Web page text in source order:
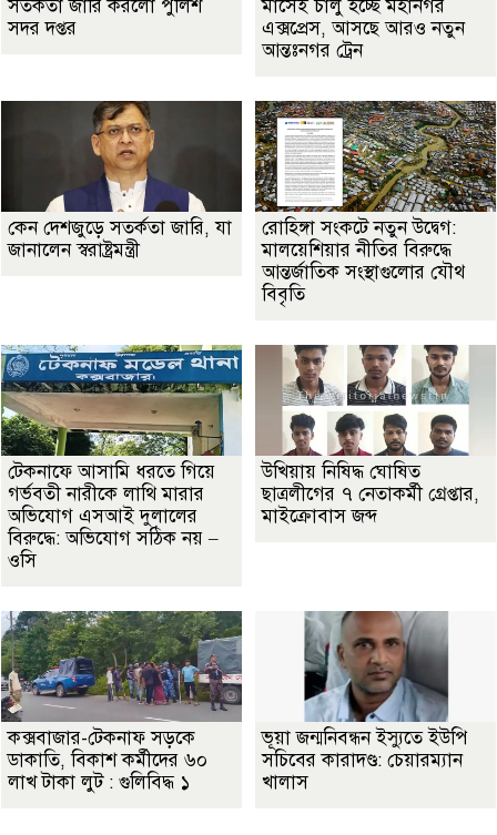
সতর্কতা জা‌রি করলো পুলিশ
সদর দপ্তর
মাসেই চালু হচ্ছে মহানগর
এক্সপ্রেস, আসছে আরও নতুন
আন্তঃনগর ট্রেন
কেন দেশজুড়ে সতর্কতা জারি, যা
জানালেন স্বরাষ্ট্রমন্ত্রী
রোহিঙ্গা সংকটে নতুন উদ্বেগ:
মালয়েশিয়ার নীতির বিরুদ্ধে
আন্তর্জাতিক সংস্থাগুলোর যৌথ
বিবৃতি
টেকনাফে আসামি ধরতে গিয়ে
গর্ভবতী নারীকে লাথি মারার
অভিযোগ এসআই দুলালের
বিরুদ্ধে: অভিযোগ সঠিক নয় –
ওসি
উখিয়ায় নিষিদ্ধ ঘোষিত
ছাত্রলীগের ৭ নেতাকর্মী গ্রেপ্তার,
মাইক্রোবাস জব্দ
কক্সবাজার-টেকনাফ সড়কে
ডাকাতি, বিকাশ কর্মীদের ৬০
লাখ টাকা লুট : গুলিবিদ্ধ ১
ভূয়া জন্মনিবন্ধন ইস্যুতে ইউপি
সচিবের কারাদণ্ড: চেয়ারম্যান
খালাস